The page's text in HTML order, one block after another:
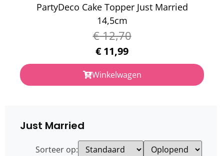
PartyDeco Cake Topper Just Married
14,5cm
€12,70
€ 11,99
Winkelwagen
Just Married
Sorteer op: